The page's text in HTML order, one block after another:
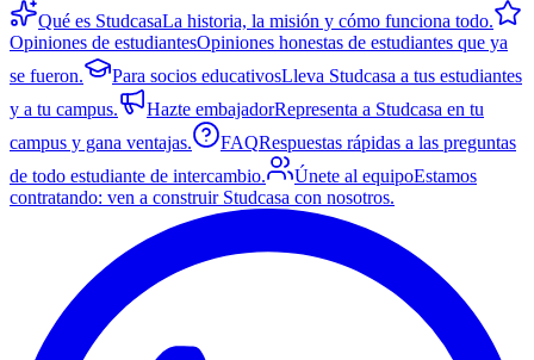
Qué es StudcasaLa historia, la misión y cómo funciona todo.
Opiniones de estudiantesOpiniones honestas de estudiantes que ya
se fueron.
Para socios educativosLleva Studcasa a tus estudiantes
y a tu campus.
Hazte embajadorRepresenta a Studcasa en tu
campus y gana ventajas.
FAQRespuestas rápidas a las preguntas
de todo estudiante de intercambio.
Únete al equipoEstamos
contratando: ven a construir Studcasa con nosotros.